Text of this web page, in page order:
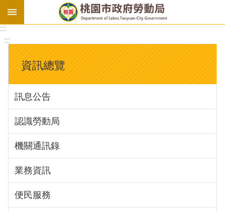
基
法
勞
資
會
庇
護
工
場
進
:::
:::
資訊總覽
訊息公告
認識勞動局
機關通訊錄
業務資訊
便民服務